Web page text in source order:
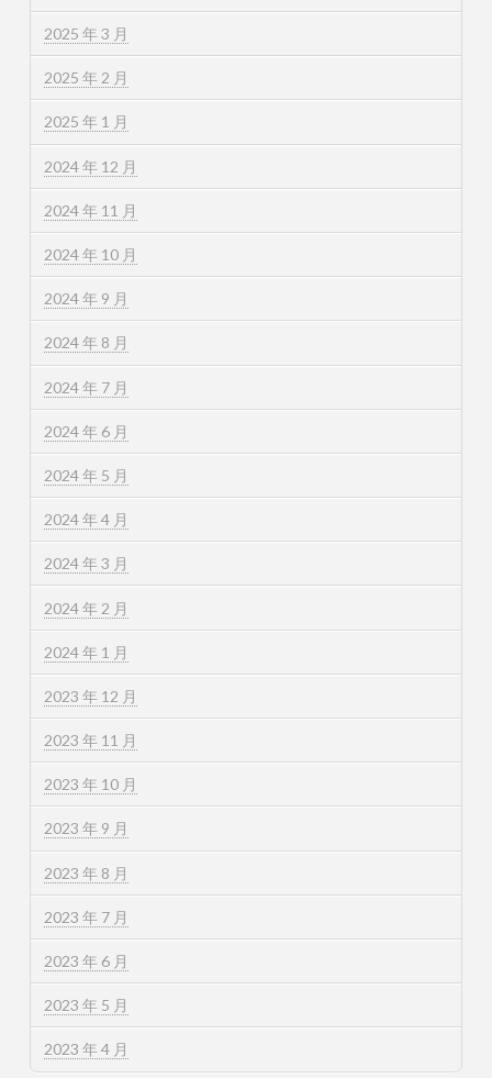
2025 年 3 月
2025 年 2 月
2025 年 1 月
2024 年 12 月
2024 年 11 月
2024 年 10 月
2024 年 9 月
2024 年 8 月
2024 年 7 月
2024 年 6 月
2024 年 5 月
2024 年 4 月
2024 年 3 月
2024 年 2 月
2024 年 1 月
2023 年 12 月
2023 年 11 月
2023 年 10 月
2023 年 9 月
2023 年 8 月
2023 年 7 月
2023 年 6 月
2023 年 5 月
2023 年 4 月